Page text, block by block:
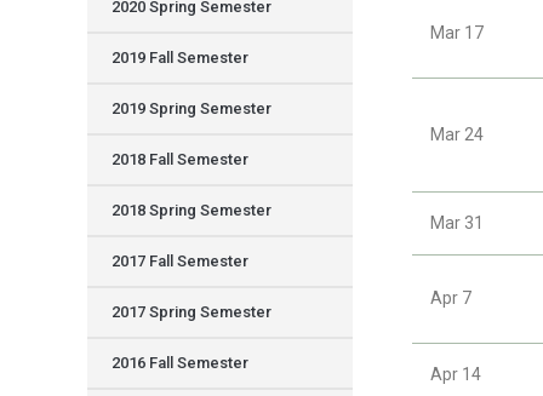
2020 Spring Semester
2019 Fall Semester
2019 Spring Semester
2018 Fall Semester
2018 Spring Semester
2017 Fall Semester
2017 Spring Semester
2016 Fall Semester
Mar 17
Mar 24
Mar 31
Apr 7
Apr 14